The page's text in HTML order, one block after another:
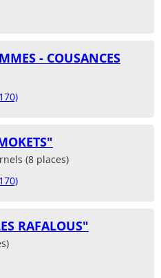
- COUSANCES
(8 places)
RAFALOUS"